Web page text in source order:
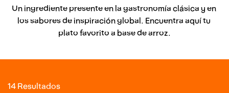
Un ingrediente presente en la gastronomía clásica y en
los sabores de inspiración global. Encuentra aquí tu
plato favorito a base de arroz.
14 Resultados